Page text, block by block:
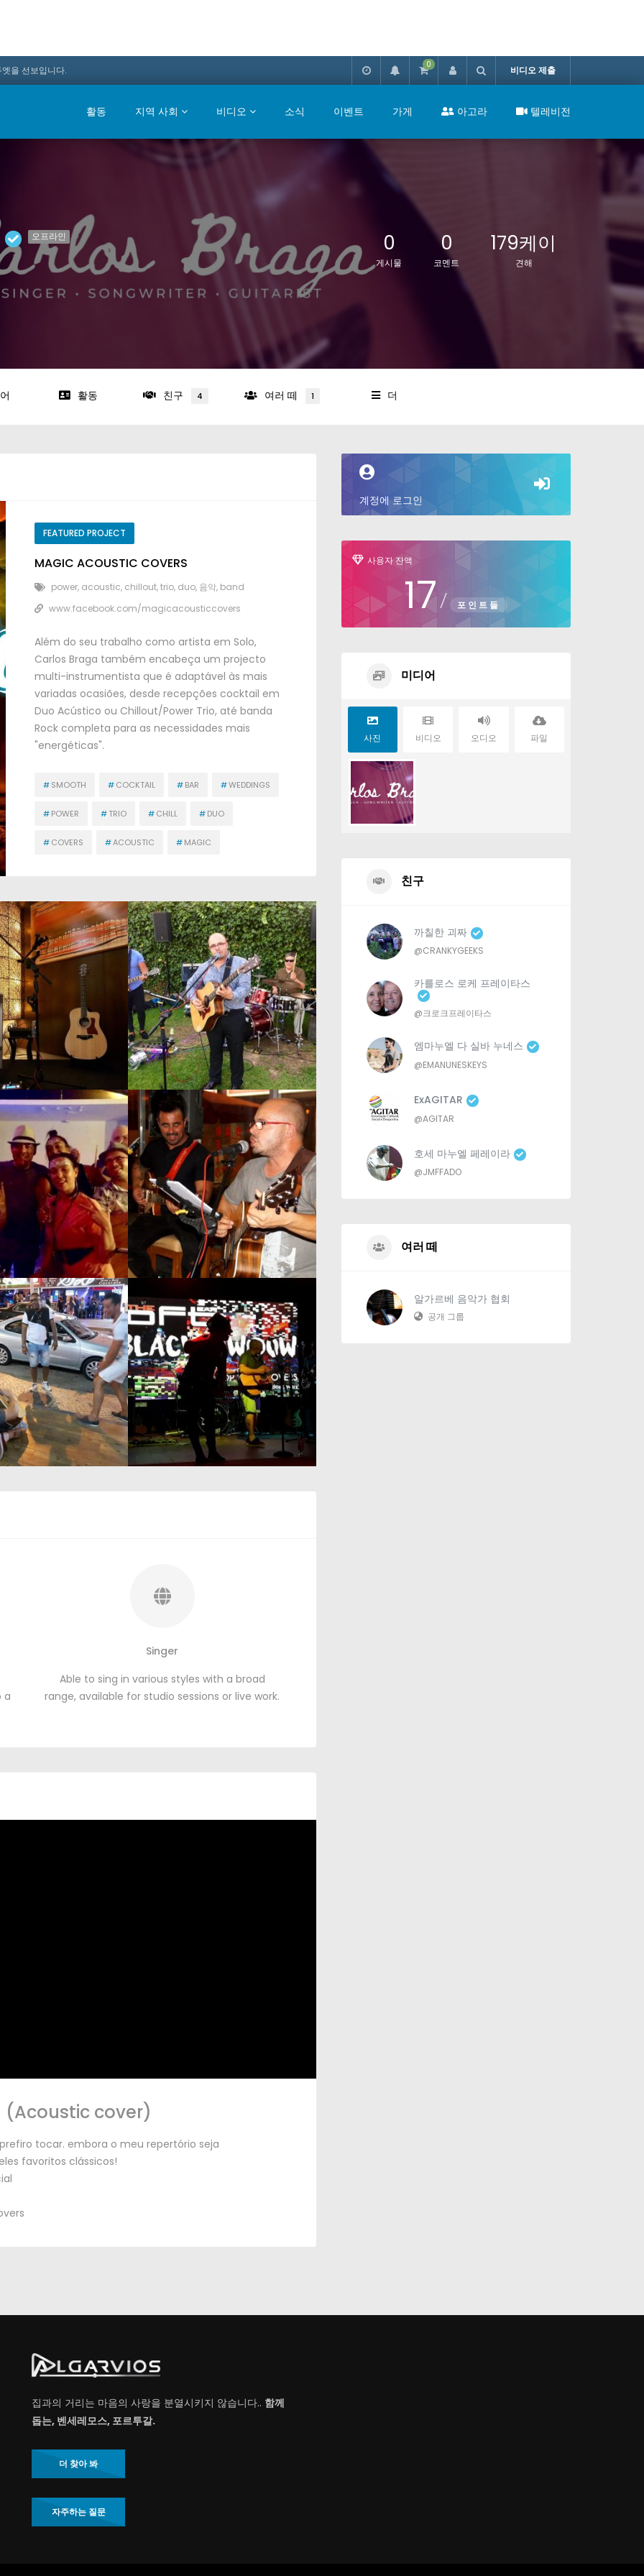
을 선보입니다. 0 비디오 제출
활동 지역 사회 비디오 소식 이벤트 가게 아고라 텔레비전
오프라인 0
게시물
0
코멘트
179케이
견해
활동 친구 4 여러 떼 1 더
FEATURED PROJECT
MAGIC ACOUSTIC COVERS
power, acoustic, chillout,trio, duo, 음악, band
www.facebook.com/magicacousticcovers
Além do seu trabalho como artista em Solo,
Carlos Braga também encabeça um projecto
multi-instrumentista que é adaptável às mais
variadas ocasiões, desde recepções cocktail em
Duo Acústico ou Chillout/Power Trio, até banda
Rock completa para as necessidades mais
"energéticas".
# SMOOTH # COCKTAIL # BAR #WEDDINGS
# POWER # TRIO # CHILL # DUO
# COVERS #ACOUSTIC # MAGIC
a
Singer
Able to sing in various styles with a broad
range, available for studio sessions or live work.
(Acoustic cover)
tocar. embora o meu repertório seja
favoritos clássicos!
계정에 로그인
사용자 잔액
17/ 포인트들
미디어
사진 비디오 오디오 파일
친구
까칠한 괴짜
@CRANKYGEEKS
카를로스 로케 프레이타스
@크로크프레이타스
엠마누엘 다 실바 누네스
@EMANUNESKEYS
ExAGITAR
@AGITAR
호세 마누엘 페레이라
@JMFFADO
여러 떼
알가르베 음악가 협회
공개 그룹
집과의 거리는 마음의 사랑을 분열시키지 않습니다.. 함께
돕는, 벤세레모스, 포르투갈.
더 찾아 봐
자주하는 질문